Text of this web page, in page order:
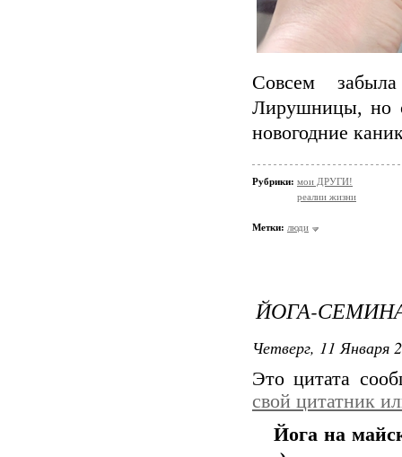
Совсем
Лирушницы, но
новогодние
Рубрики: мои ДРУГИ!
реалии жизни
Метки: люди
ЙОГА-
Четверг, 11 Января
Это цитата
свой цитатник
Йога на